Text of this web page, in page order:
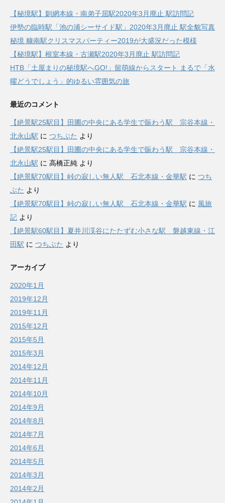
【秘境駅】釧網本線・南弟子屈駅2020年3月廃止 駅訪問記
伊勢の臨時駅「池の浦シーサイド駅」2020年3月廃止 駅全貌写真
秘境 糠南駅クリスマスパーティー2019が大盛況だった模様
【秘境駅】根室本線・古瀬駅2020年3月廃止 駅訪問記
HTB「土屋まりの秘境駅へGO!」留萌線からスタート まるで「水
曜どうでしょう」的ゆるい雰囲気の旅
最近のコメント
【絶景駅25駅目】田圃の中央にある学生で賑わう駅 宗谷本線・
北永山駅 に つちぶた より
【絶景駅25駅目】田圃の中央にある学生で賑わう駅 宗谷本線・
北永山駅 に 高橋正純 より
【絶景駅70駅目】峠の寂しい無人駅 石北本線・金華駅 に つち
ぶた より
【絶景駅70駅目】峠の寂しい無人駅 石北本線・金華駅 に 風旅
記 より
【絶景駅60駅目】夏井川渓谷にたたずむ小さな駅 磐越東線・江
田駅 に つちぶた より
アーカイブ
2020年1月
2019年12月
2019年11月
2015年12月
2015年5月
2015年3月
2014年12月
2014年11月
2014年10月
2014年9月
2014年8月
2014年7月
2014年6月
2014年5月
2014年3月
2014年2月